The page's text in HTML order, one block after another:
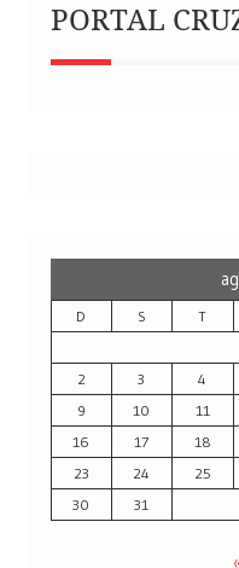
PORTAL
D S T
2
3 4
9
10 11
16
17 18
23
24 25
30
31